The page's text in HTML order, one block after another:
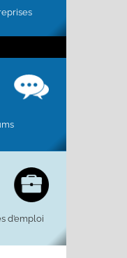
d’emploi